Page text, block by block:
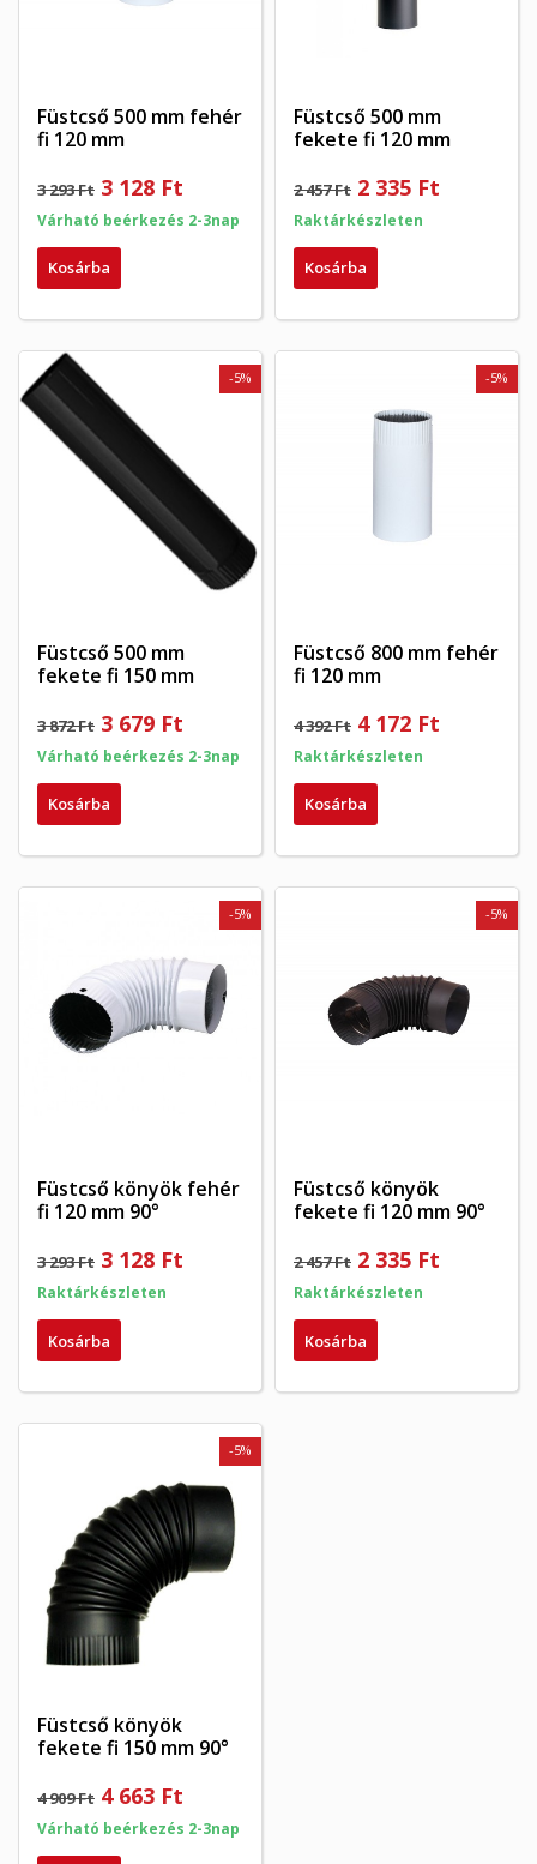
Füstcső 500 mm fehér
fi 120 mm
3 293 Ft 3 128 Ft
Várható beérkezés 2-3nap
Kosárba
Füstcső 500 mm
fekete fi 120 mm
2 457 Ft 2 335 Ft
Raktárkészleten
Kosárba
Füstcső 500 mm
fekete fi 150 mm
3 872 Ft
-5%
3 679 Ft
Várható beérkezés 2-3nap
Kosárba
Füstcső 800 mm fehér
fi 120 mm
4 392 Ft
-5%
4 172 Ft
Raktárkészleten
Kosárba
Füstcső könyök fehér
fi 120 mm 90°
3 293 Ft
-5%
3 128 Ft
Raktárkészleten
Kosárba
Füstcső könyök
fekete fi 120 mm 90°
2 457 Ft
-5%
2 335 Ft
Raktárkészleten
Kosárba
Füstcső könyök
fekete fi 150 mm 90°
4 909 Ft
-5%
4 663 Ft
Várható beérkezés 2-3nap
My wishlists
add_circle_outline Create new list
((modalTitle))
((confirmMessage))
((cancelText))
Kívánságlista létrehozása
Kívánságlista neve
Kívánságlista létrehozása
Bejelentkezés
Be kell jelentkezned a termékek kívánságlistába történő
mentéséhez.
Mégsem